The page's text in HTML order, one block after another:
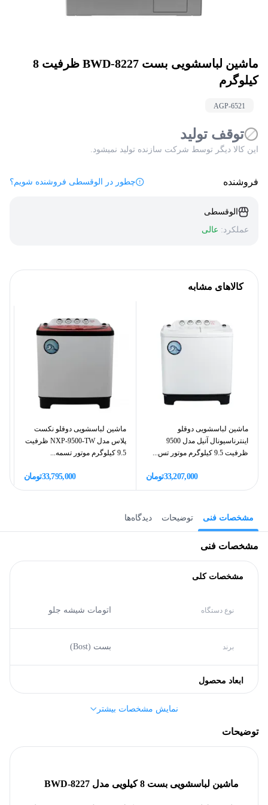
ماشین لباسشویی بست BWD-8227 ظرفیت 8
کیلوگرم
AGP-6521
توقف تولید
این کالا دیگر توسط شرکت سازنده تولید نمیشود.
فروشنده چطور در الوقسطی فروشنده شویم؟
الوقسطی
عملکرد: عالی
کالاهای مشابه
ماشین لباسشویی دوقلو
اینترناسیونال آنیل مدل 9500
ظرفیت 9.5 کیلوگرم موتور تس...
33,207,000تومان
ماشین لباسشویی دوقلو نکست
پلاس مدل NXP-9500-TW ظرفیت
9.5 کیلوگرم موتور تسمه...
33,795,000تومان
مشخصات فنی توضیحات دیدگاه‌ها
مشخصات فنی
مشخصات کلی
نوع دستگاه اتومات شیشه جلو
برند بست (Bost)
ابعاد محصول
595 میلی‌متر
بدنه
نمایش مشخصات بیشتر
توضیحات
ماشین لباسشویی بست 8 کیلو یی مدل